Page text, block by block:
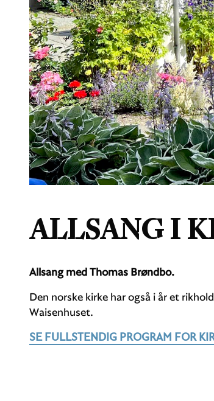
ALLSANG I
Allsang med Thomas Brøndbo.
Den norske kirke har også i år et
Waisenhuset.
SE FULLSTENDIG PROGRAM FOR